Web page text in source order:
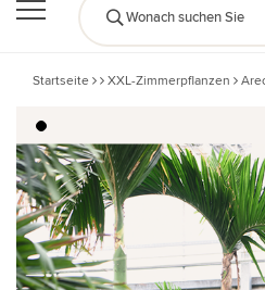
Startseite XXL-Zimmerpflanzen